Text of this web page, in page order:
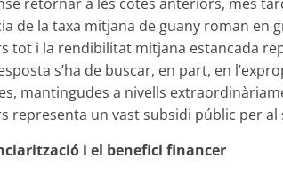
de la taxa mitjana de guany roman en
tot i la rendibilitat mitjana estancada
s’ha de buscar, en part, en
mantingudes a nivells
representa un vast subsidi públic per
i el benefici financer